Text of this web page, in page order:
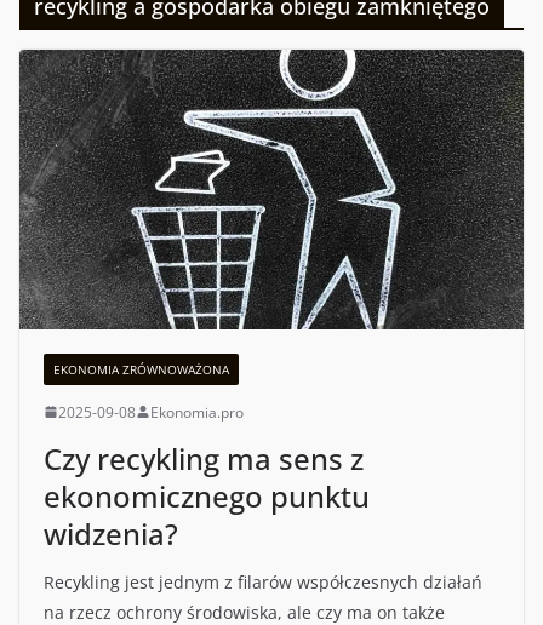
EKONOMIA ZRÓWNOWAŻONA
2025-09-08 Ekonomia.pro
Czy recykling ma sens z
ekonomicznego punktu
widzenia?
Recykling jest jednym z filarów współczesnych działań
na rzecz ochrony środowiska, ale czy ma on także